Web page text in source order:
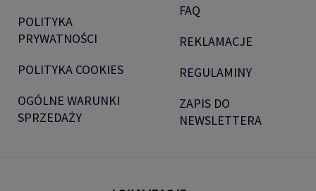
POLITYKA
PRYWATNOŚCI
POLITYKA COOKIES
OGÓLNE WARUNKI
SPRZEDAŻY
FAQ
REKLAMACJE
REGULAMINY
ZAPIS DO
NEWSLETTERA